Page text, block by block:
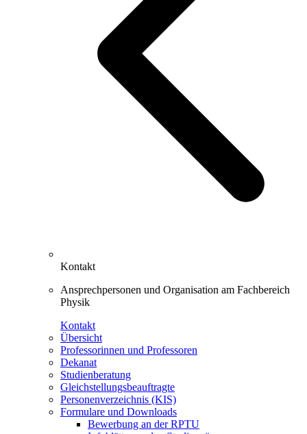
Kontakt
Ansprechpersonen und Organisation am Fachbereich
Physik
Kontakt
Übersicht
Professorinnen und Professoren
Dekanat
Studienberatung
Gleichstellungsbeauftragte
Personenverzeichnis (KIS)
Formulare und Downloads
Bewerbung an der RPTU